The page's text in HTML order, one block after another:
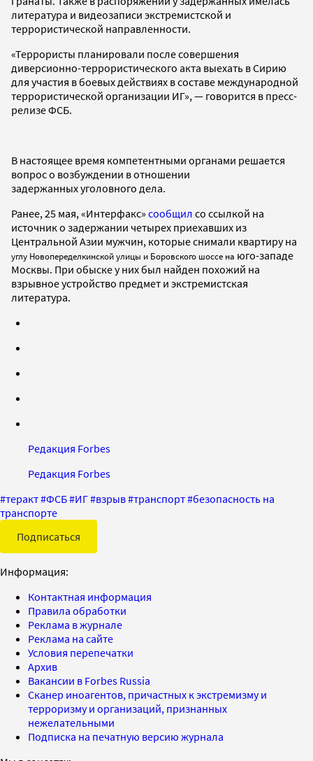
литература и видеозаписи экстремистской и
террористической направленности.
«Террористы планировали после совершения
диверсионно-террористического акта выехать в Сирию
для участия в боевых действиях в составе международной
террористической организации ИГ», — говорится в пресс-
релизе ФСБ.
В настоящее время компетентными органами решается
вопрос о возбуждении в отношении
задержанных уголовного дела.
Ранее, 25 мая, «Интерфакс» сообщил со ссылкой на
источник о задержании четырех приехавших из
Центральной Азии мужчин, которые снимали квартиру на
углу Новопеределкинской улицы и Боровского шоссе на юго-западе
Москвы. При обыске у них был найден похожий на
взрывное устройство предмет и экстремистская
литература.
Редакция Forbes
Редакция Forbes
#теракт#ФСБ#ИГ#взрыв#транспорт#безопасность на
транспорте
Подписаться
Информация:
Контактная информация
Правила обработки
Реклама в журнале
Реклама на сайте
Условия перепечатки
Архив
Вакансии в Forbes Russia
Сканер иноагентов, причастных к экстремизму и
терроризму и организаций, признанных
нежелательными
Подписка на печатную версию журнала